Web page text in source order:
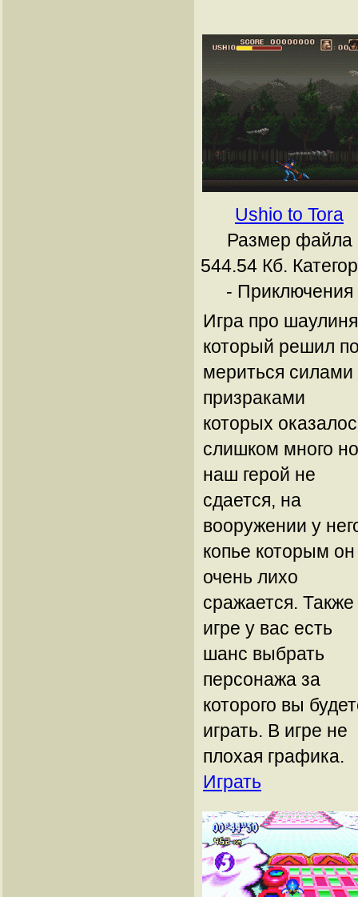
Ushio to Tora
Размер файла
544.54 Кб.
- Приключения
Игра про шаулиня
который решил
мериться силами
призраками
которых
слишком много но
наш герой не
сдается, на
вооружении у
копье которым он
очень лихо
сражается. Также
игре у вас есть
шанс выбрать
персонажа за
которого вы
играть. В игре не
плохая графика.
Играть